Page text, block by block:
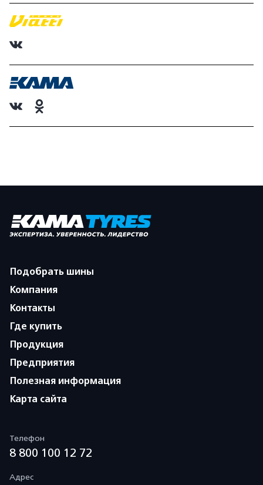
Подобрать шины
Компания
Контакты
Где купить
Продукция
Предприятия
Полезная информация
Карта сайта
Телефон
8 800 100 12 72
Адрес